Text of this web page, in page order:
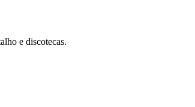
e discotecas.